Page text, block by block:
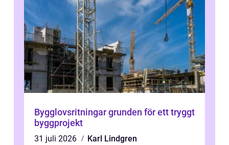
Bygglovsritningar grunden för ett tryggt
byggprojekt
31 juli 2026
Karl Lindgren